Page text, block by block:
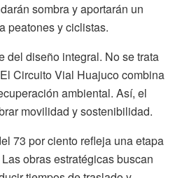
sombra y aportarán un
peatones y ciclistas.
del diseño integral. No se trata
Circuito Vial Huajuco combina
ambiental. Así, el
movilidad y sostenibilidad.
73 por ciento refleja una etapa
obras estratégicas buscan